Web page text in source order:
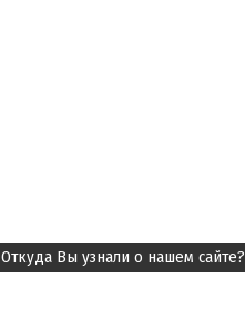
Откуда Вы узнали о нашем сайте?